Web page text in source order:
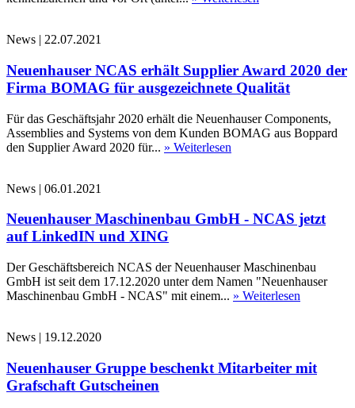
News | 22.07.2021
Neuenhauser NCAS erhält Supplier Award 2020 der
Firma BOMAG für ausgezeichnete Qualität
Für das Geschäftsjahr 2020 erhält die Neuenhauser Components,
Assemblies and Systems von dem Kunden BOMAG aus Boppard
den Supplier Award 2020 für... » Weiterlesen
News | 06.01.2021
Neuenhauser Maschinenbau GmbH - NCAS jetzt
auf LinkedIN und XING
Der Geschäftsbereich NCAS der Neuenhauser Maschinenbau
GmbH ist seit dem 17.12.2020 unter dem Namen "Neuenhauser
Maschinenbau GmbH - NCAS" mit einem... » Weiterlesen
News | 19.12.2020
Neuenhauser Gruppe beschenkt Mitarbeiter mit
Grafschaft Gutscheinen